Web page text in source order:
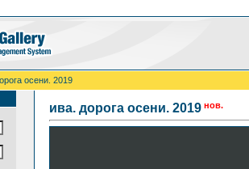
осени. 2019
ива. дорога осени. 2019 нов.